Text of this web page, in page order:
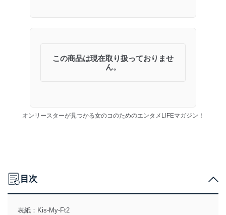
この商品は現在取り扱っておりませ
ん。
オンリースターが見つかる女のコのためのエンタメLIFEマガジン！
目次
表紙：Kis-My-Ft2